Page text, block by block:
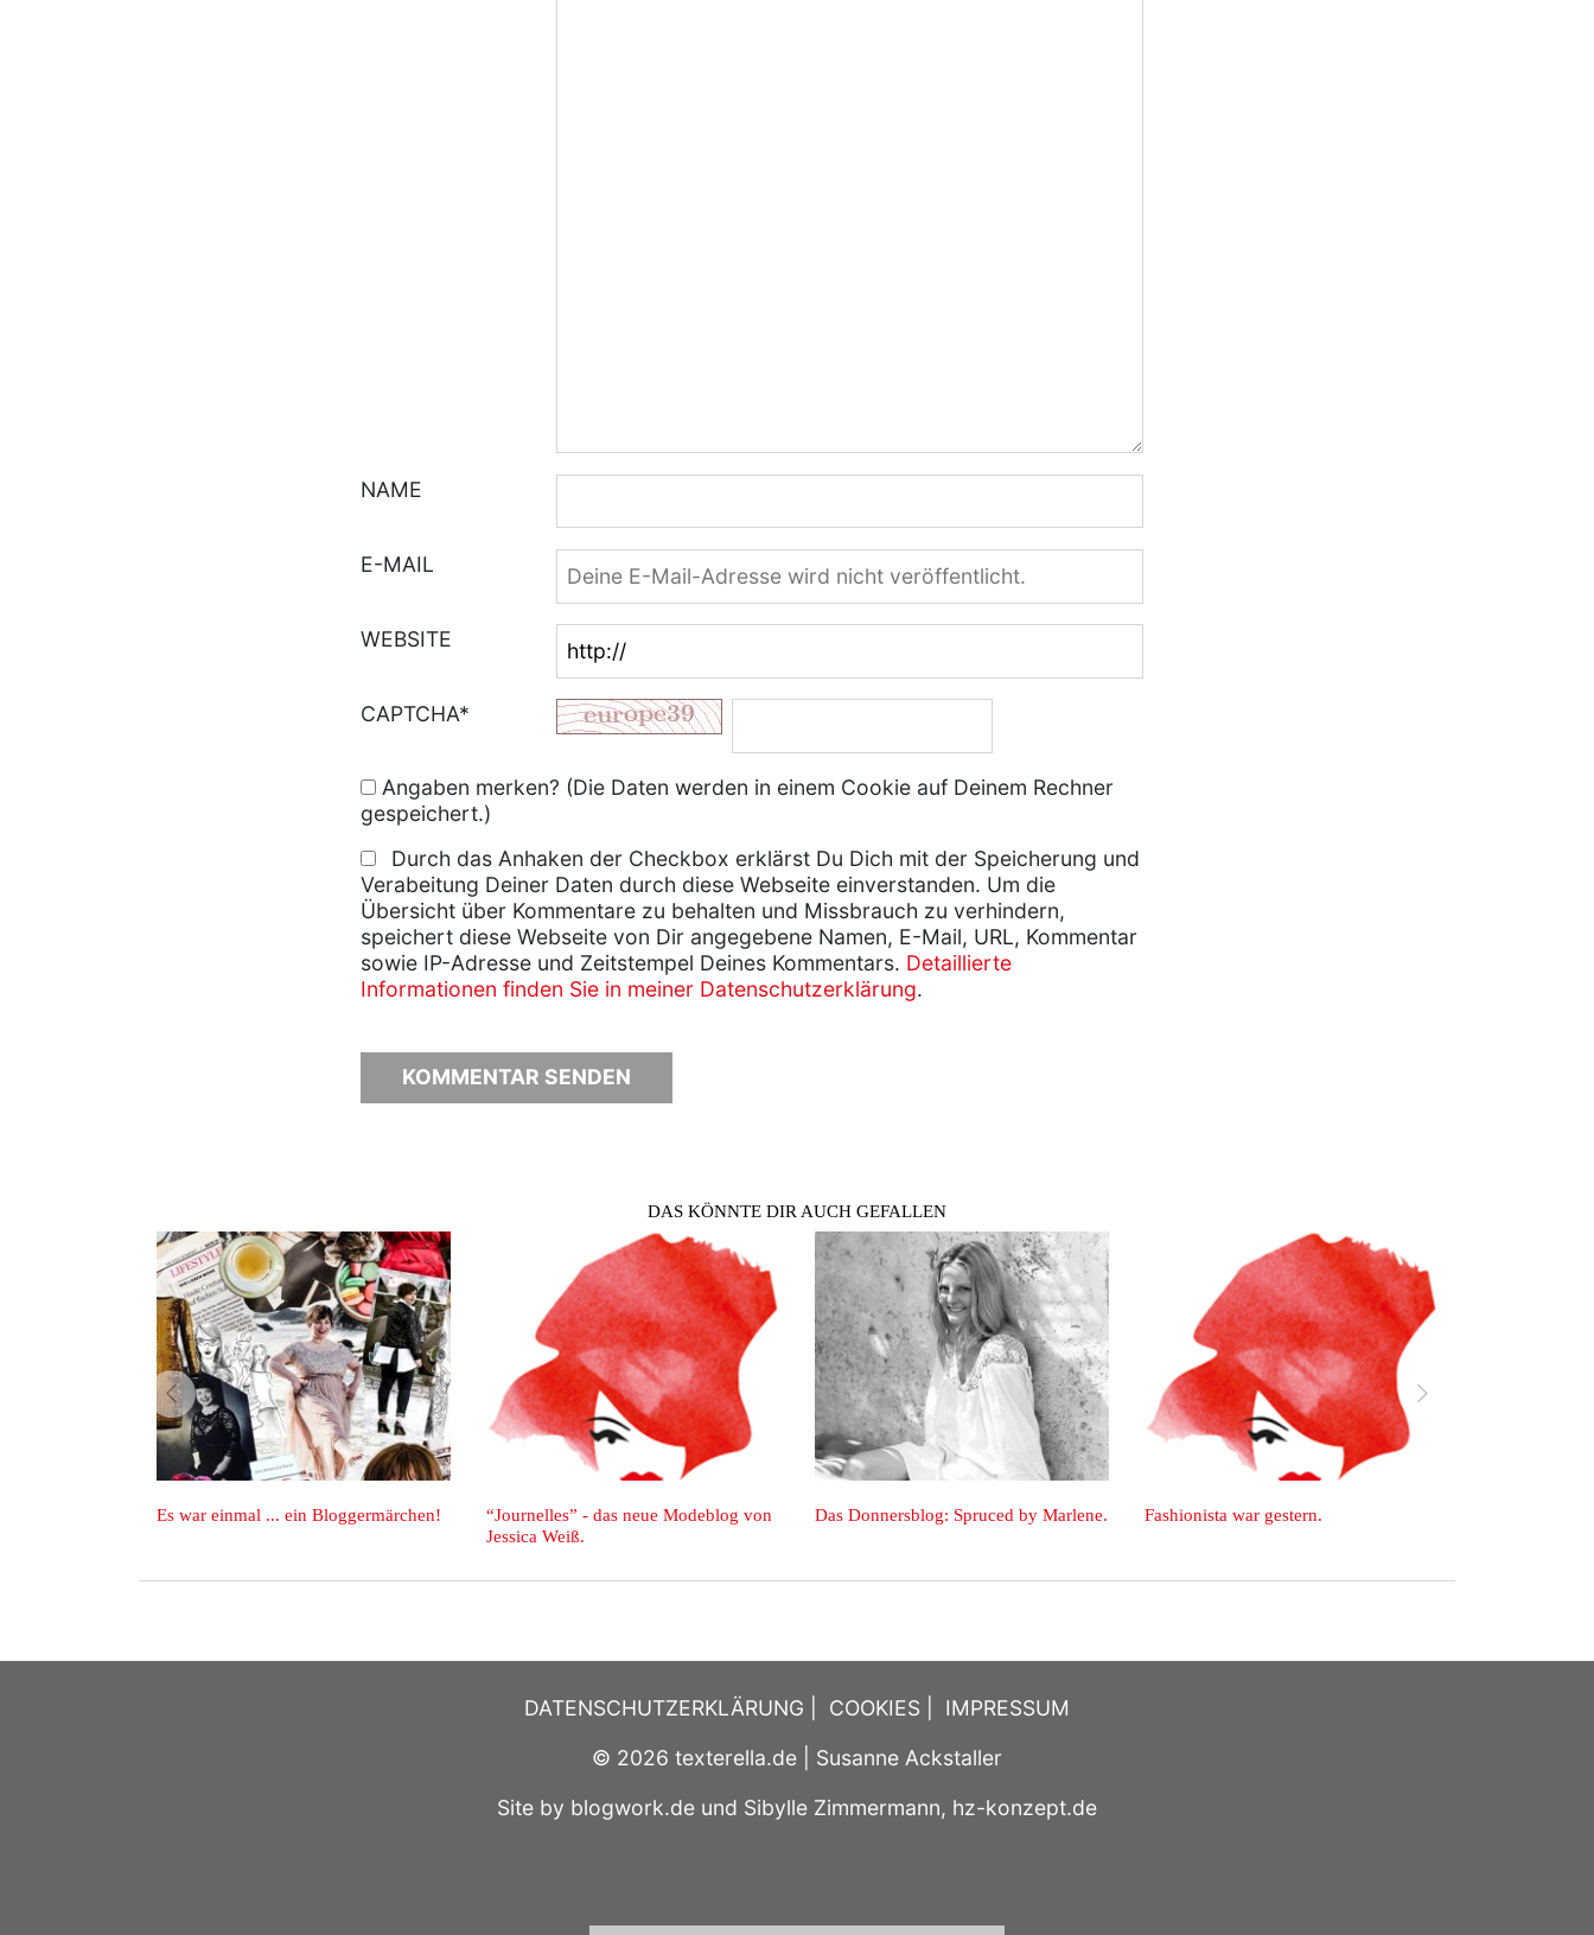
NAME
E-MAIL
WEBSITE
CAPTCHA*
Angaben merken? (Die Daten werden in einem Cookie auf Deinem Rechner
gespeichert.)
Durch das Anhaken der Checkbox erklärst Du Dich mit der Speicherung und
Verabeitung Deiner Daten durch diese Webseite einverstanden. Um die
Übersicht über Kommentare zu behalten und Missbrauch zu verhindern,
speichert diese Webseite von Dir angegebene Namen, E-Mail, URL, Kommentar
sowie IP-Adresse und Zeitstempel Deines Kommentars. Detaillierte
Informationen finden Sie in meiner Datenschutzerklärung.
DAS KÖNNTE DIR AUCH GEFALLEN
Es war einmal ... ein Bloggermärchen!
“Journelles” - das neue Modeblog von
Das Donnersblog: Spruced by Marlene. Fashionista war gestern.
zurück vor
DATENSCHUTZERKLÄRUNG COOKIES
IMPRESSUM
© 2026 texterella.de | Susanne Ackstaller
Site by blogwork.de und Sibylle Zimmermann, hz-konzept.de